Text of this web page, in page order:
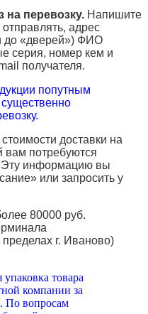
на перевозку. Напишите
адрес
до «дверей») ФИО
серия, номер кем и
получателя.
попутным
доставки на
вам потребуются
Эту информацию вы
или запросить у
80000 руб.
г. Иваново)
товара
компании за
По вопросам